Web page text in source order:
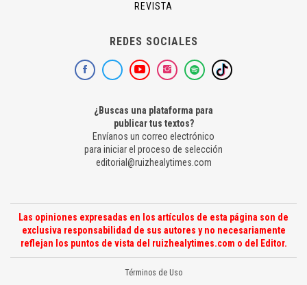
REVISTA
REDES SOCIALES
¿Buscas una plataforma para
publicar tus textos?
Envíanos un correo electrónico
para iniciar el proceso de selección
editorial@ruizhealytimes.com
Las opiniones expresadas en los artículos de esta página son de
exclusiva responsabilidad de sus autores y no necesariamente
reflejan los puntos de vista del ruizhealytimes.com o del Editor.
Términos de Uso